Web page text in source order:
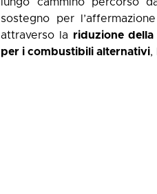
sostegno per
attraverso la riduzione
per i combustibili alternativi,